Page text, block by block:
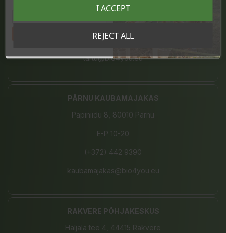
E-L 10-21, P 10-19
(+372) 680 7787
tartu@bio4you.eu
PÄRNU KAUBAMAJAKAS
Papiniidu 8, 80010 Pärnu
E-P 10-20
(+372) 442 9390
kaubamajakas@bio4you.eu
RAKVERE PÕHJAKESKUS
Haljala tee 4, 44415 Rakvere
REJECT ALL
I ACCEPT